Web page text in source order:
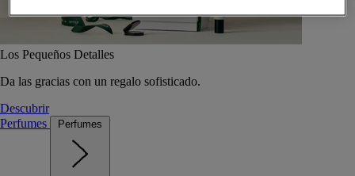
Los Pequeños Detalles
Da las gracias con un regalo sofisticado.
Descubrir
Perfumes
Perfumes